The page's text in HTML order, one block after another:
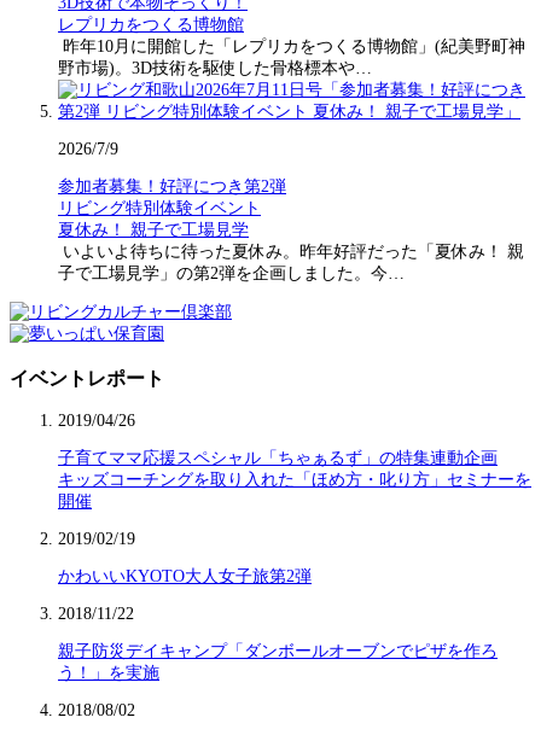
レプリカをつくる博物館
昨年10月に開館した「レプリカをつくる博物館」(紀美野町神
野市場)。3D技術を駆使した骨格標本や…
2026/7/9
参加者募集！好評につき第2弾
リビング特別体験イベント
夏休み！ 親子で工場見学
いよいよ待ちに待った夏休み。昨年好評だった「夏休み！ 親
子で工場見学」の第2弾を企画しました。今…
イベントレポート
2019/04/26
子育てママ応援スペシャル「ちゃぁるず」の特集連動企画
キッズコーチングを取り入れた「ほめ方・叱り方」セミナーを
開催
2019/02/19
かわいいKYOTO大人女子旅第2弾
2018/11/22
親子防災デイキャンプ「ダンボールオーブンでピザを作ろ
う！」を実施
2018/08/02